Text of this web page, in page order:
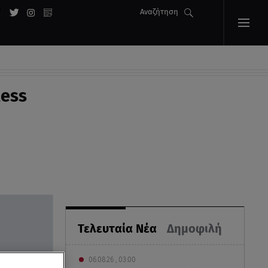
Αναζήτηση
Τελευταία Νέα Δημοφιλή
06.08.26 , 03:00